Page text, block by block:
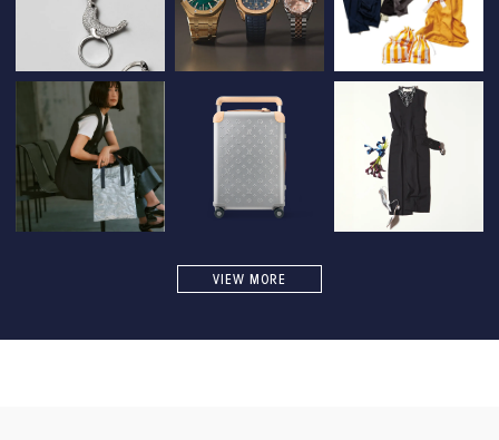
VIEW MORE